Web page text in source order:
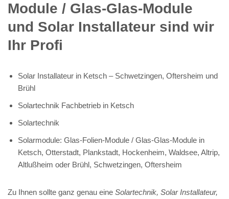
Module / Glas-Glas-Module
und Solar Installateur sind wir
Ihr Profi
Solar Installateur in Ketsch – Schwetzingen, Oftersheim und
Brühl
Solartechnik Fachbetrieb in Ketsch
Solartechnik
Solarmodule: Glas-Folien-Module / Glas-Glas-Module in
Ketsch, Otterstadt, Plankstadt, Hockenheim, Waldsee, Altrip,
Altlußheim oder Brühl, Schwetzingen, Oftersheim
Zu Ihnen sollte ganz genau eine Solartechnik, Solar Installateur,